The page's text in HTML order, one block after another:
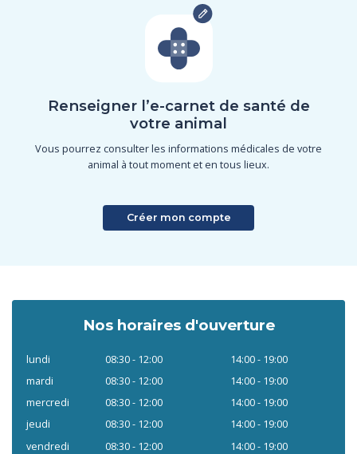
Renseigner l’e-carnet de santé de
votre animal
Vous pourrez consulter les informations médicales de votre
animal à tout moment et en tous lieux.
Créer mon compte
Nos horaires d'ouverture
lundi 08:30 - 12:00
14:00 - 19:00
mardi
08:30 - 12:00
14:00 - 19:00
mercredi
08:30 - 12:00
14:00 - 19:00
jeudi
08:30 - 12:00
14:00 - 19:00
vendredi
08:30 - 12:00
14:00 - 19:00